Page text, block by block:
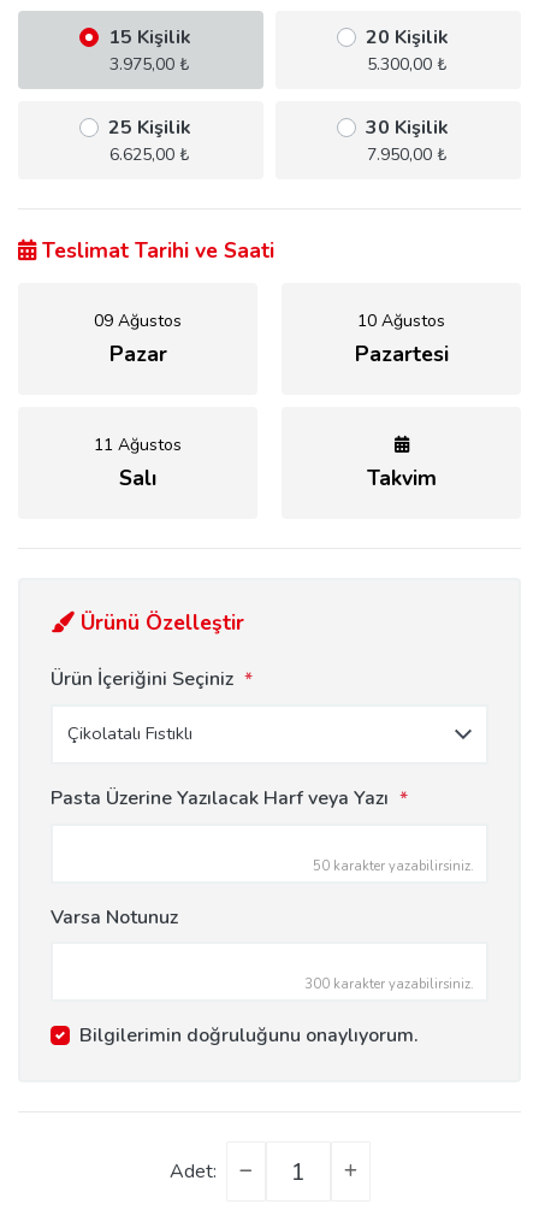
15 Kişilik
3.975,00 ₺
20 Kişilik
5.300,00 ₺
25 Kişilik
6.625,00 ₺
30 Kişilik
7.950,00 ₺
Teslimat Tarihi ve Saati
09 Ağustos
Pazar
10 Ağustos
Pazartesi
11 Ağustos
Salı Takvim
Ürünü Özelleştir
Ürün İçeriğini Seçiniz *
Pasta Üzerine Yazılacak Harf veya Yazı *
50 karakter yazabilirsiniz.
Varsa Notunuz
300 karakter yazabilirsiniz.
Bilgilerimin doğruluğunu onaylıyorum.
Adet: